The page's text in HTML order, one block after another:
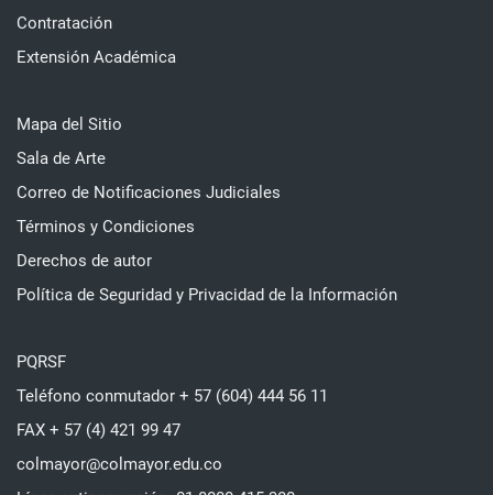
Contratación
Extensión Académica
Mapa del Sitio
Sala de Arte
Correo de Notificaciones Judiciales
Términos y Condiciones
Derechos de autor
Política de Seguridad y Privacidad de la Información
PQRSF
Teléfono conmutador + 57 (604) 444 56 11
FAX + 57 (4) 421 99 47
colmayor@colmayor.edu.co